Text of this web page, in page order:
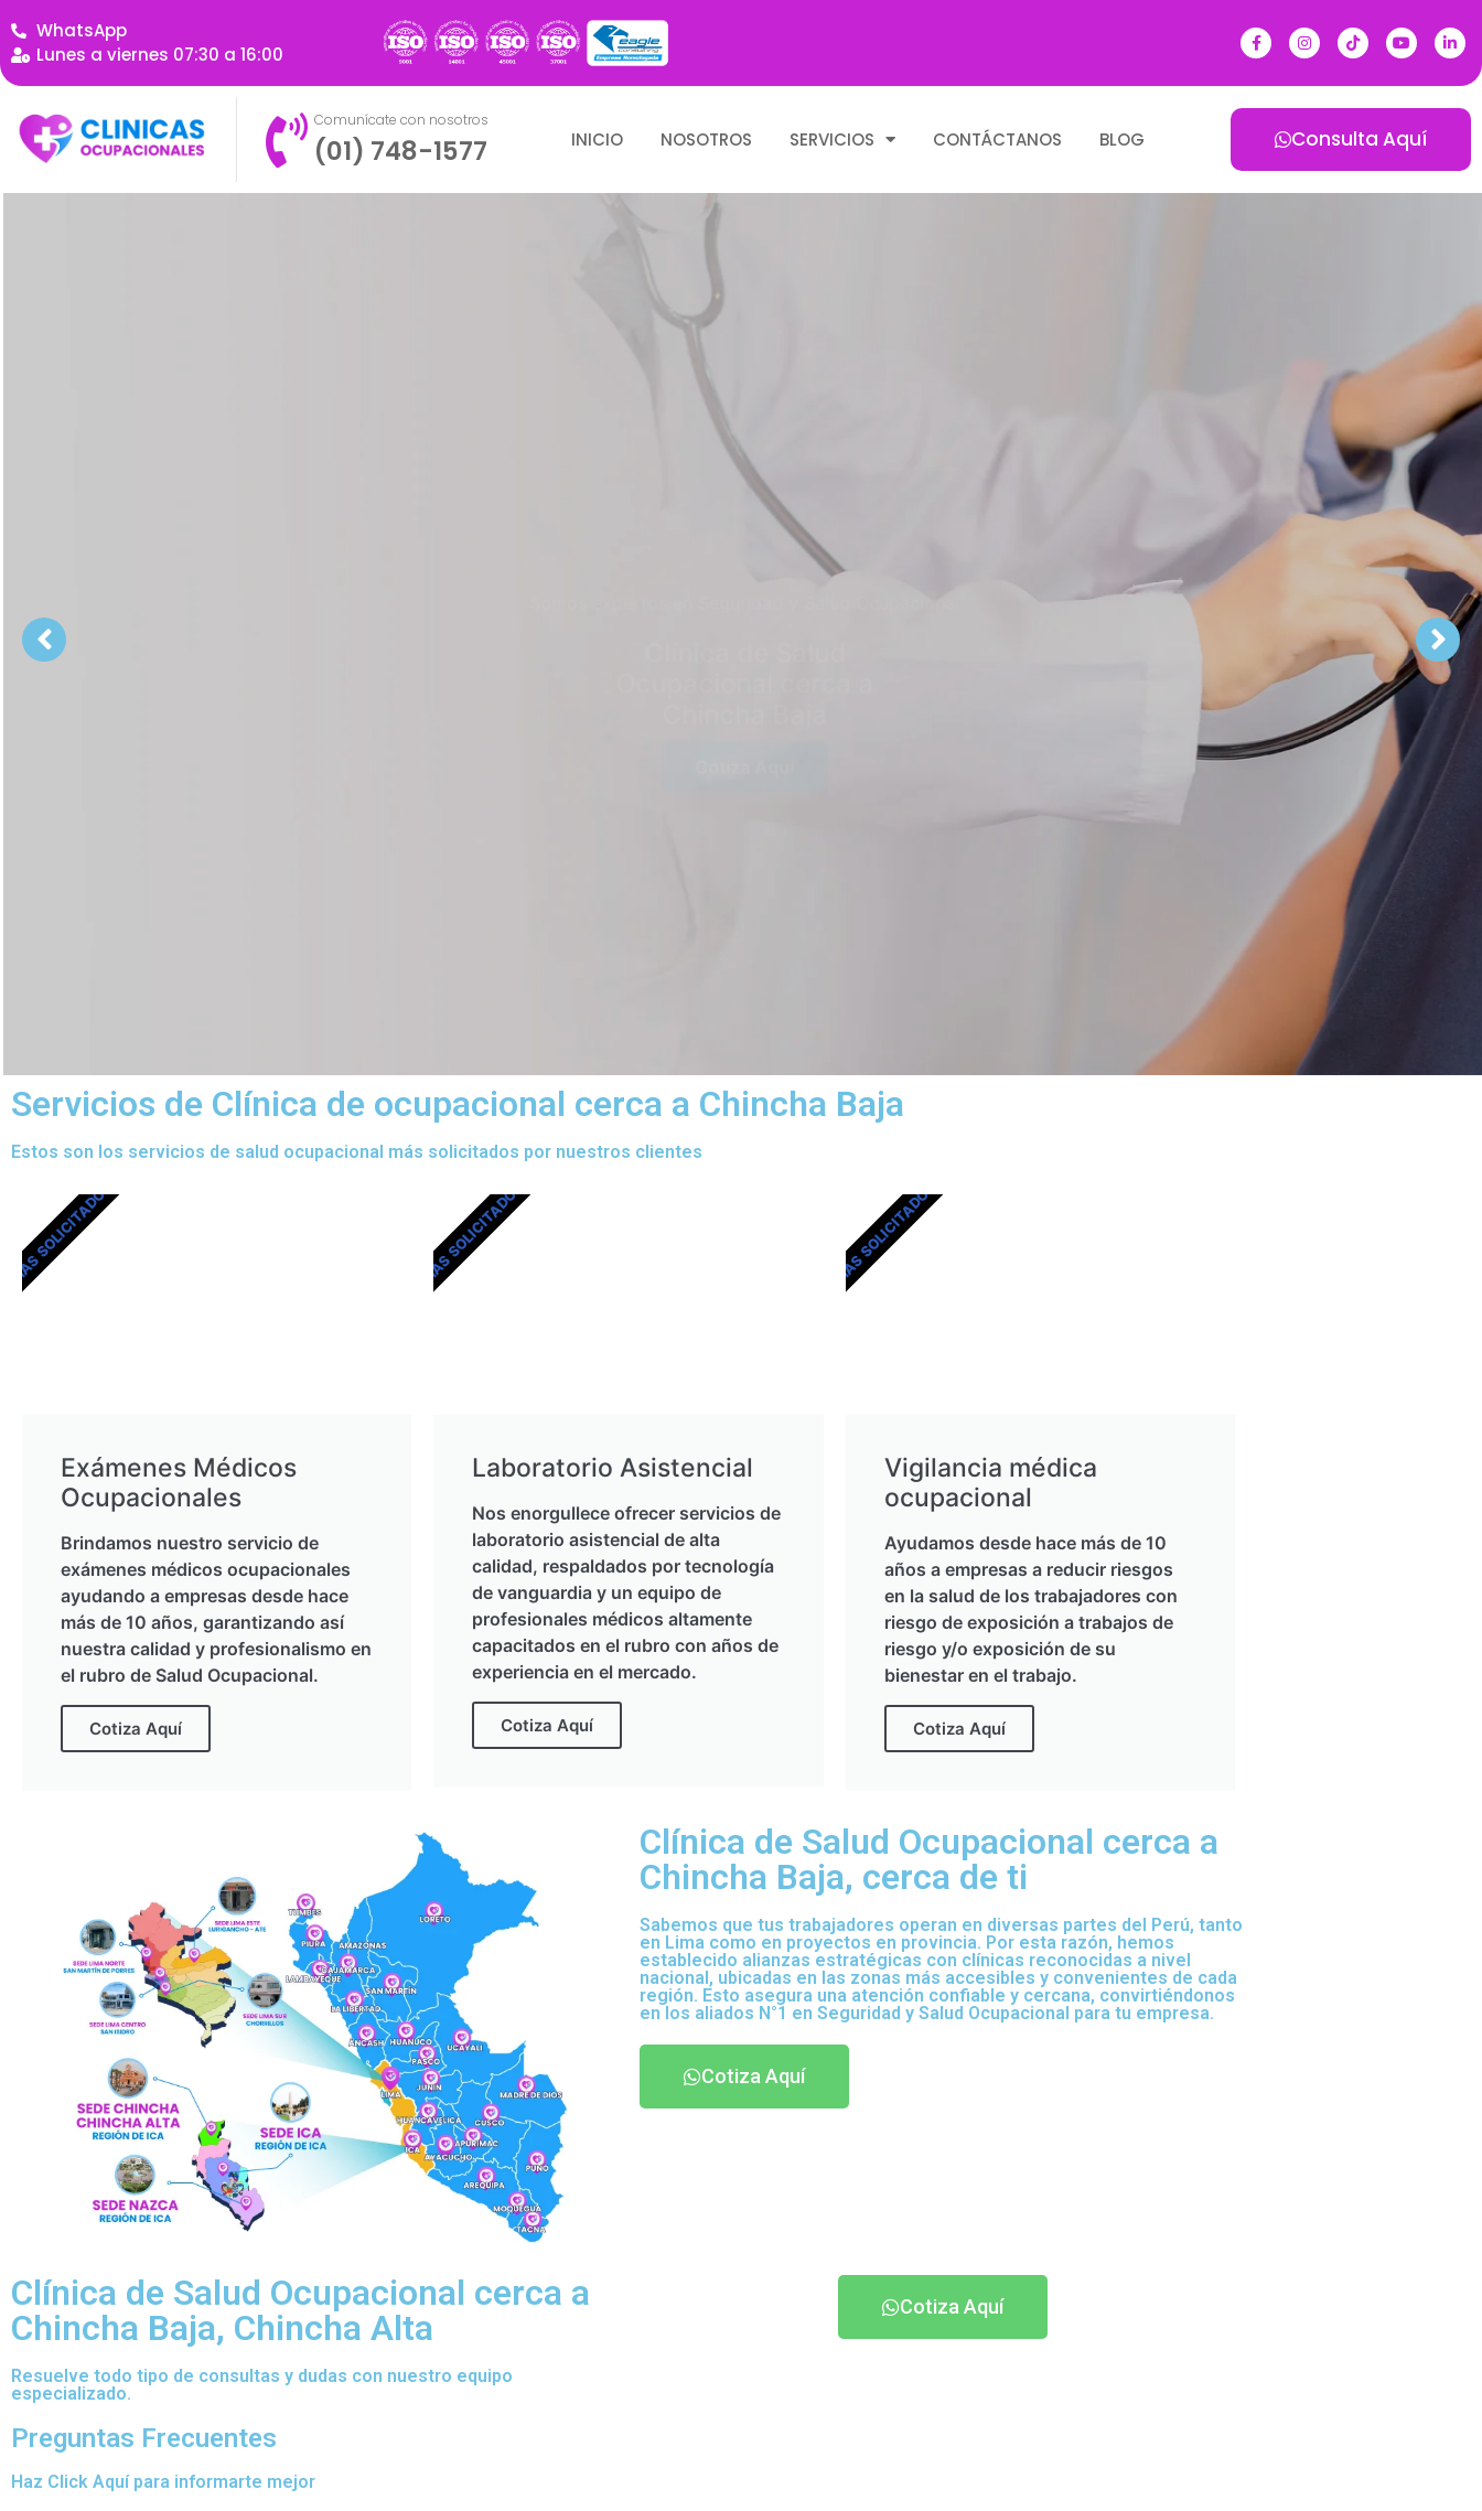
WhatsApp
Lunes a viernes 07:30 a 16:00
Comunícate con nosotros
(01) 748-1577 INICIO NOSOTROS SERVICIOS CONTÁCTANOS BLOG Consulta Aquí
Somos expertos en Seguridad y Salud Ocupacional
Servicios de Clínica de ocupacional cerca a Chincha Baja
Estos son los servicios de salud ocupacional más solicitados por nuestros clientes
Exámenes Médicos
Ocupacionales
Brindamos nuestro servicio de
exámenes médicos ocupacionales
ayudando a empresas desde hace
más de 10 años, garantizando así
nuestra calidad y profesionalismo en
el rubro de Salud Ocupacional.
Cotiza Aquí
MÁS SOLICITADOS
Laboratorio Asistencial
Nos enorgullece ofrecer servicios de
laboratorio asistencial de alta
calidad, respaldados por tecnología
de vanguardia y un equipo de
profesionales médicos altamente
capacitados en el rubro con años de
experiencia en el mercado.
Cotiza Aquí
MÁS SOLICITADOS
Vigilancia médica
ocupacional
Ayudamos desde hace más de 10
años a empresas a reducir riesgos
en la salud de los trabajadores con
riesgo de exposición a trabajos de
riesgo y/o exposición de su
bienestar en el trabajo.
Cotiza Aquí
MÁS SOLICITADOS
Clínica de Salud Ocupacional cerca a
Chincha Baja, cerca de ti
Sabemos que tus trabajadores operan en diversas partes del Perú, tanto
en Lima como en proyectos en provincia. Por esta razón, hemos
establecido alianzas estratégicas con clínicas reconocidas a nivel
nacional, ubicadas en las zonas más accesibles y convenientes de cada
región. Esto asegura una atención confiable y cercana, convirtiéndonos
en los aliados N°1 en Seguridad y Salud Ocupacional para tu empresa.
Cotiza Aquí
Clínica de Salud Ocupacional cerca a
Chincha Baja, Chincha Alta
Resuelve todo tipo de consultas y dudas con nuestro equipo
especializado.
Cotiza Aquí
Preguntas Frecuentes
Haz Click Aquí para informarte mejor